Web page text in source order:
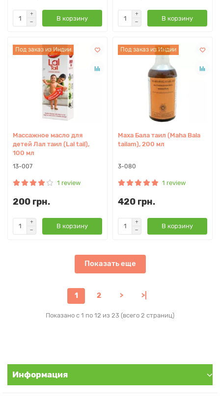
В корзину В корзину
Под заказ из Индии
Массажное масло для
детей Лал таил (Lal tail),
100 мл
13-007
1 review
200 грн.
В корзину
Под заказ из Индии
Маха Бала таил (Maha Bala
tailam), 200 мл
3-080
1 review
420 грн.
В корзину
Показать еще
1 2 > >|
Показано с 1 по 12 из 23 (всего 2 страниц)
Информация